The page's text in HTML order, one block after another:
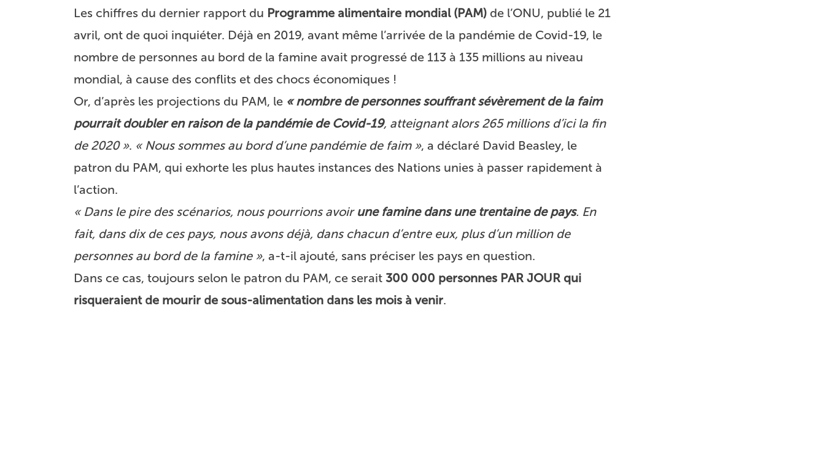
Les chiffres du dernier rapport du Programme alimentaire mondial (PAM) de l’ONU, publié le 21
avril, ont de quoi inquiéter. Déjà en 2019, avant même l’arrivée de la pandémie de Covid-19, le
nombre de personnes au bord de la famine avait progressé de 113 à 135 millions au niveau
mondial, à cause des conflits et des chocs économiques !
Or, d’après les projections du PAM, le « nombre de personnes souffrant sévèrement de la faim
pourrait doubler en raison de la pandémie de Covid-19, atteignant alors 265 millions d’ici la fin
de 2020 ». « Nous sommes au bord d’une pandémie de faim », a déclaré David Beasley, le
patron du PAM, qui exhorte les plus hautes instances des Nations unies à passer rapidement à
l’action.
« Dans le pire des scénarios, nous pourrions avoirune famine dans une trentaine de pays. En
fait, dans dix de ces pays, nous avons déjà, dans chacun d’entre eux, plus d’un million de
personnes au bord de la famine », a-t-il ajouté, sans préciser les pays en question.
Dans ce cas, toujours selon le patron du PAM, ce serait 300 000 personnes PAR JOUR qui
risqueraient de mourir de sous-alimentation dans les mois à venir.